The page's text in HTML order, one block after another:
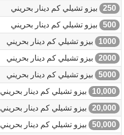
250
بيزو تشيلي كم دينار بحريني
500
بيزو تشيلي كم دينار بحريني
1000
بيزو تشيلي كم دينار بحريني
2000
بيزو تشيلي كم دينار بحريني
5000
بيزو تشيلي كم دينار بحريني
10,000
بيزو تشيلي كم دينار بحريني
20,000
بيزو تشيلي كم دينار بحريني
50,000
بيزو تشيلي كم دينار بحريني